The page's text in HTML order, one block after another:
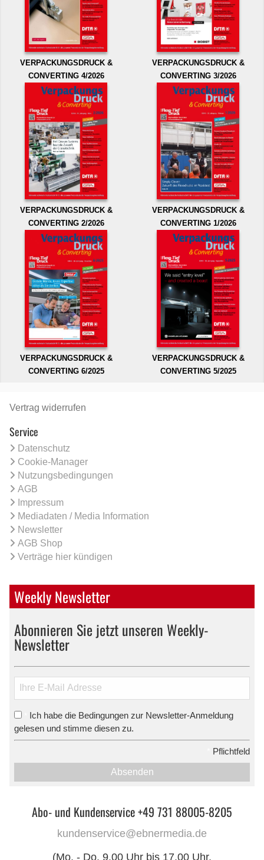
VERPACKUNGSDRUCK &
CONVERTING 4/2026
VERPACKUNGSDRUCK &
CONVERTING 3/2026
VERPACKUNGSDRUCK &
CONVERTING 2/2026
VERPACKUNGSDRUCK &
CONVERTING 1/2026
VERPACKUNGSDRUCK &
CONVERTING 6/2025
VERPACKUNGSDRUCK &
CONVERTING 5/2025
Vertrag widerrufen
Service
Datenschutz
Cookie-Manager
Nutzungsbedingungen
AGB
Impressum
Mediadaten / Media Information
Newsletter
AGB Shop
Verträge hier kündigen
Weekly Newsletter
Abonnieren Sie jetzt unseren Weekly-
Newsletter
Ich habe die Bedingungen zur Newsletter-Anmeldung
gelesen und stimme diesen zu.
Pflichtfeld
Absenden
Abo- und Kundenservice +49 731 88005-8205
kundenservice@ebnermedia.de
(Mo. - Do. 9.00 Uhr bis 17.00 Uhr,